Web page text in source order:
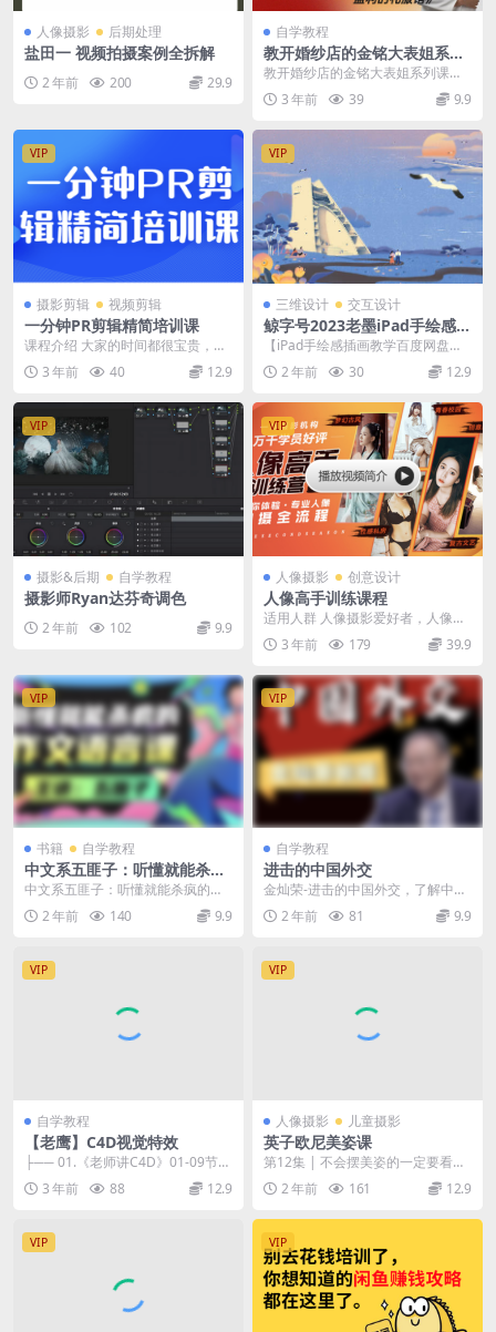
人像摄影 后期处理
盐田一 视频拍摄案例全拆解
2 年前 200 29.9
自学教程
教开婚纱店的金铭大表姐系列
课程二合一
教开婚纱店的金铭大表姐系列课程
二合一 《教开婚纱店的金铭大表姐
系列课程》二合一_...
3 年前 39 9.9
VIP
摄影剪辑 视频剪辑
一分钟PR剪辑精简培训课
课程介绍 大家的时间都很宝贵，所
以我将尽可能用最精炼的语言，最
简单的流程先熟悉p...
3 年前 40 12.9
VIP
三维设计 交互设计
鲸字号2023老墨iPad手绘感插
画第2期【画质不错有素材】
【iPad手绘感插画教学百度网盘】
鲸字号2023老墨iPad手绘感插画第
2期【高...
2 年前 30 12.9
VIP
摄影&后期 自学教程
摄影师Ryan达芬奇调色
2 年前 102 9.9
VIP
人像摄影 创意设计
人像高手训练课程
适用人群 人像摄影爱好者，人像摄
影进阶者 课程概述 *全网独创，百
分百体验式人像...
3 年前 179 39.9
VIP
书籍 自学教程
中文系五匪子：听懂就能杀疯
的作文语言课
中文系五匪子：听懂就能杀疯的作
文语言课 126.3万 已完结 · 共20课
时 长...
2 年前 140 9.9
VIP
自学教程
进击的中国外交
金灿荣-进击的中国外交，了解中国
外交的发展史~ 01集：复盘建国70
年，国家间政...
2 年前 81 9.9
VIP
自学教程
【老鹰】C4D视觉特效
├── 01.《老师讲C4D》01-09节，
共2小时39分钟/ │ ├── 1....
3 年前 88 12.9
VIP
人像摄影 儿童摄影
英子欧尼美姿课
第12集 | 不会摆美姿的一定要看
完！超详细的站姿美姿讲解 ！结尾
有总结表哦#摄...
2 年前 161 12.9
VIP VIP